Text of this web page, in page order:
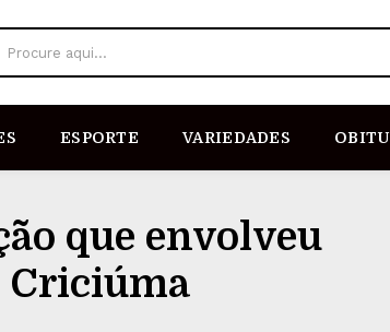
Procure aqui...
ESPORTE VARIEDADES
que envolveu
Criciúma